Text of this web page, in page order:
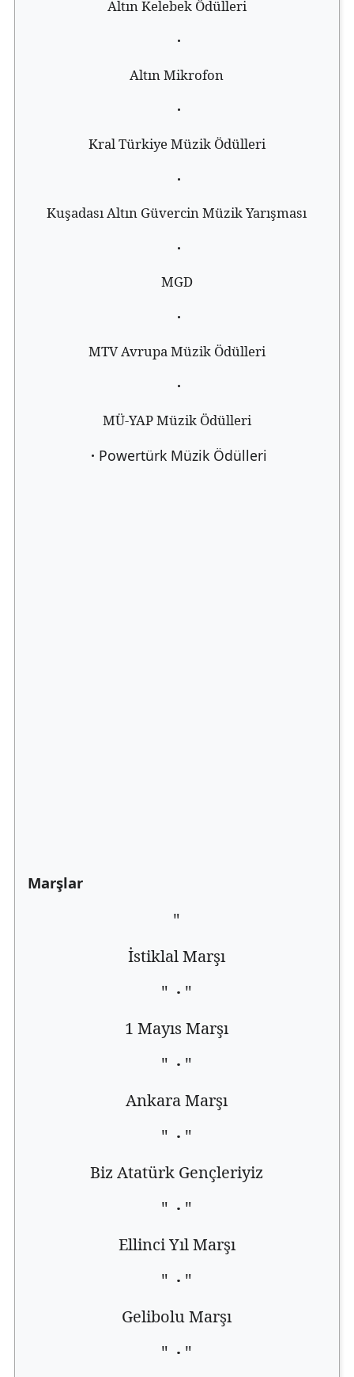
Altın Kelebek Ödülleri
·
Altın Mikrofon
·
Kral Türkiye Müzik Ödülleri
·
Kuşadası Altın Güvercin Müzik Yarışması
·
MGD
·
MTV Avrupa Müzik Ödülleri
·
MÜ-YAP Müzik Ödülleri
· Powertürk Müzik Ödülleri
Marşlar
"
İstiklal Marşı
" · "
1 Mayıs Marşı
" · "
Ankara Marşı
" · "
Biz Atatürk Gençleriyiz
" · "
Ellinci Yıl Marşı
" · "
Gelibolu Marşı
" · "